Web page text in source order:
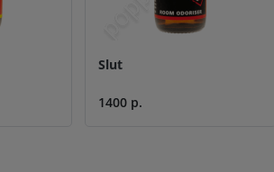
Slut
1400 р.